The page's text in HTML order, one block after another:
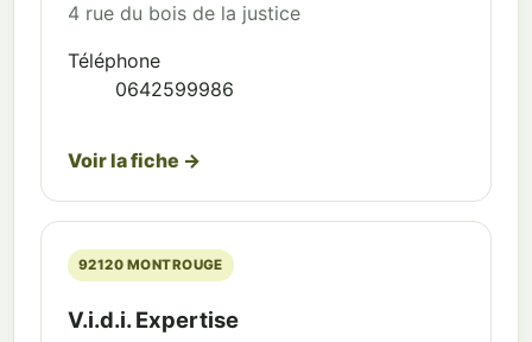
4 rue du bois de la justice
Téléphone
0642599986
Voir la fiche →
92120 MONTROUGE
V.i.d.i. Expertise